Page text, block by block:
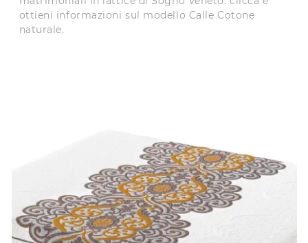
ottieni informazioni sul modello Calle Cotone
naturale.